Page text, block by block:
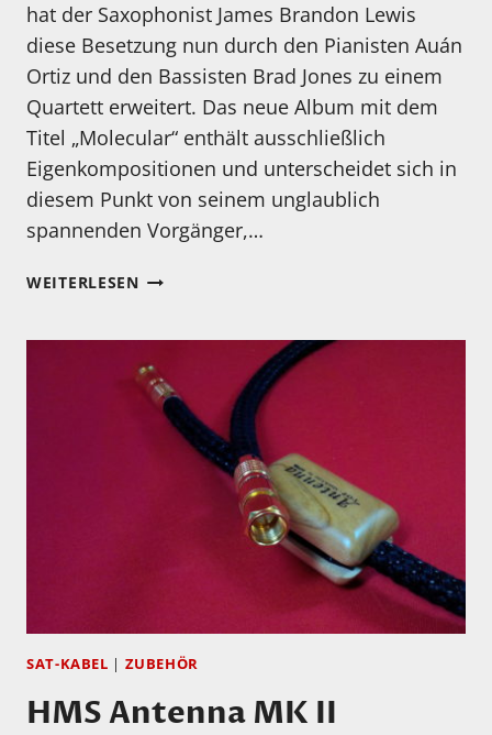
hat der Saxophonist James Brandon Lewis
diese Besetzung nun durch den Pianisten Auán
Ortiz und den Bassisten Brad Jones zu einem
Quartett erweitert. Das neue Album mit dem
Titel „Molecular“ enthält ausschließlich
Eigenkompositionen und unterscheidet sich in
diesem Punkt von seinem unglaublich
spannenden Vorgänger,…
WEITERLESENJAMES
MOLECULAR
SAT-KABEL | ZUBEHÖR
HMS Antenna MK II